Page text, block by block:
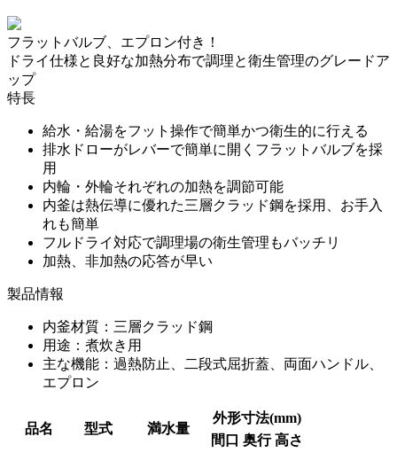
フラットバルブ、エプロン付き！
ドライ仕様と良好な加熱分布で調理と衛生管理のグレードア
ップ
特長
給水・給湯をフット操作で簡単かつ衛生的に行える
排水ドローがレバーで簡単に開くフラットバルブを採
用
内輪・外輪それぞれの加熱を調節可能
内釜は熱伝導に優れた三層クラッド鋼を採用、お手入
れも簡単
フルドライ対応で調理場の衛生管理もバッチリ
加熱、非加熱の応答が早い
製品情報
内釜材質：三層クラッド鋼
用途：煮炊き用
主な機能：過熱防止、二段式屈折蓋、両面ハンドル、
エプロン
品名 型式 満水量
外形寸法(mm)
間口 奥行 高さ